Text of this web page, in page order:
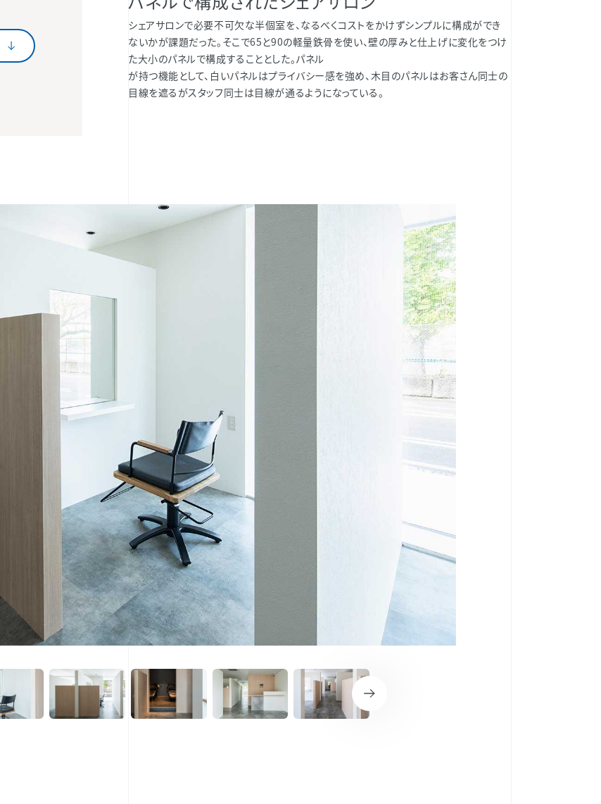
シェアサロンで必要不可欠な半個室を、なるべくコストをかけずシンプルに構成ができ
ないかが課題だった。そこで65と90の軽量鉄骨を使い、壁の厚みと仕上げに変化をつけ
た大小のパネルで構成することとした。パネル
が持つ機能として、白いパネルはプライバシー感を強め、木目のパネルはお客さん同士の
目線を遮るがスタッフ同士は目線が通るようになっている。